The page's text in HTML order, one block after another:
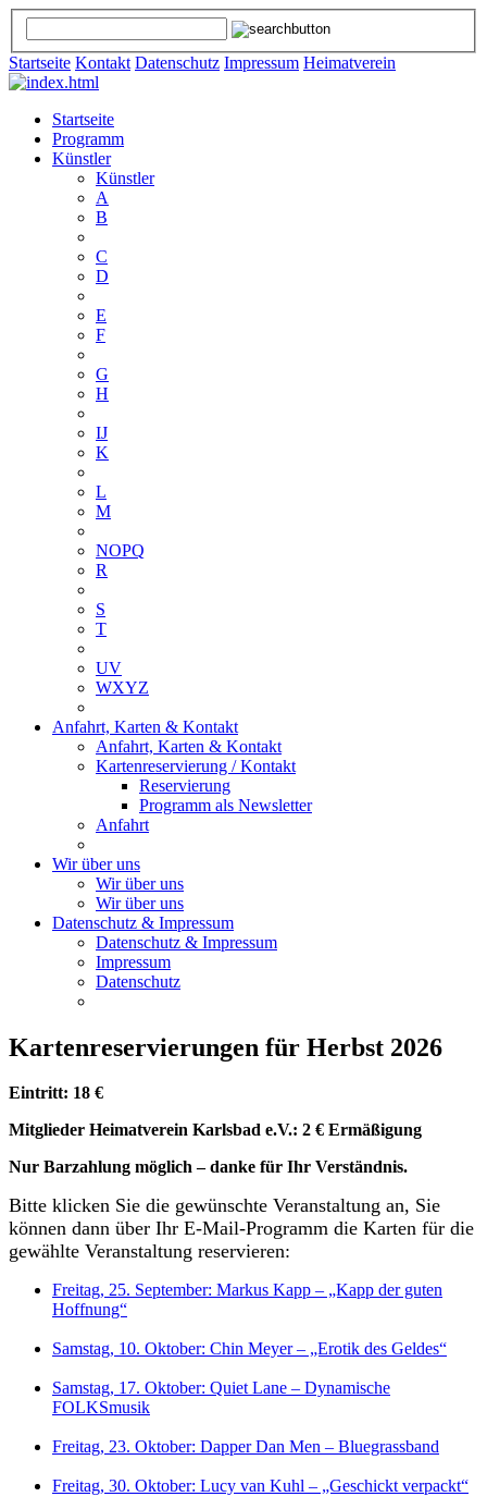
Startseite Kontakt Datenschutz Impressum Heimatverein
Startseite
Programm
Künstler
Künstler
A
B
C
D
E
F
G
H
IJ
K
L
M
NOPQ
R
S
T
UV
WXYZ
Anfahrt, Karten & Kontakt
Anfahrt, Karten & Kontakt
Kartenreservierung / Kontakt
Reservierung
Programm als Newsletter
Anfahrt
Wir über uns
Wir über uns
Wir über uns
Datenschutz & Impressum
Datenschutz & Impressum
Impressum
Datenschutz
Kartenreservierungen für Herbst 2026
Eintritt: 18 €
Mitglieder Heimatverein Karlsbad e.V.: 2 € Ermäßigung
Nur Barzahlung möglich – danke für Ihr Verständnis.
Bitte klicken Sie die gewünschte Veranstaltung an, Sie
können dann über Ihr E-Mail-Programm die Karten für die
gewählte Veranstaltung reservieren:
Freitag, 25. September: Markus Kapp – „Kapp der guten
Hoffnung“
Samstag, 10. Oktober: Chin Meyer – „Erotik des Geldes“
Samstag, 17. Oktober: Quiet Lane – Dynamische
FOLKSmusik
Freitag, 23. Oktober: Dapper Dan Men – Bluegrassband
Freitag, 30. Oktober: Lucy van Kuhl – „Geschickt verpackt“